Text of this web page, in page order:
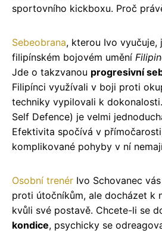
sportovního kickboxu. Proč
Sebeobrana, kterou Ivo vyučuje,
filipínském bojovém umění
Jde o takzvanou progresivní
Filipínci využívali v boji proti
techniky vypilovali k
Self Defence) je velmi
Efektivita spočívá v
komplikované pohyby v ní
Osobní trenér Ivo Schovanec
proti útočníkům, ale docházet k
kvůli své postavě. Chcete-li se
kondice, psychicky se